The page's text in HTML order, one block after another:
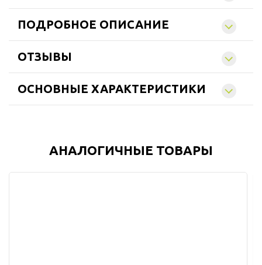
ПОДРОБНОЕ ОПИСАНИЕ
ОТЗЫВЫ
ОСНОВНЫЕ ХАРАКТЕРИСТИКИ
АНАЛОГИЧНЫЕ ТОВАРЫ